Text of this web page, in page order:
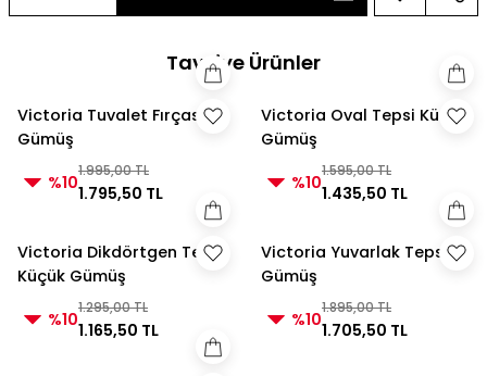
Tavsiye Ürünler
Victoria Tuvalet Fırçası
Gümüş
%10
1.995,00 TL
1.795,50 TL
Victoria Oval Tepsi Küçük
Gümüş
%10
1.595,00 TL
1.435,50 TL
Victoria Dikdörtgen Tepsi
Küçük Gümüş
%10
1.295,00 TL
1.165,50 TL
Victoria Yuvarlak Tepsi
Gümüş
%10
1.895,00 TL
1.705,50 TL